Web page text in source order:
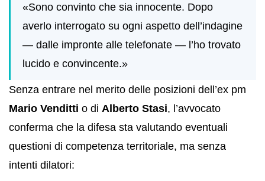
«Sono convinto che sia innocente. Dopo
averlo interrogato su ogni aspetto dell’indagine
— dalle impronte alle telefonate — l’ho trovato
lucido e convincente.»
Senza entrare nel merito delle posizioni dell’ex pm
Mario Venditti o di Alberto Stasi, l’avvocato
conferma che la difesa sta valutando eventuali
questioni di competenza territoriale, ma senza
intenti dilatori: